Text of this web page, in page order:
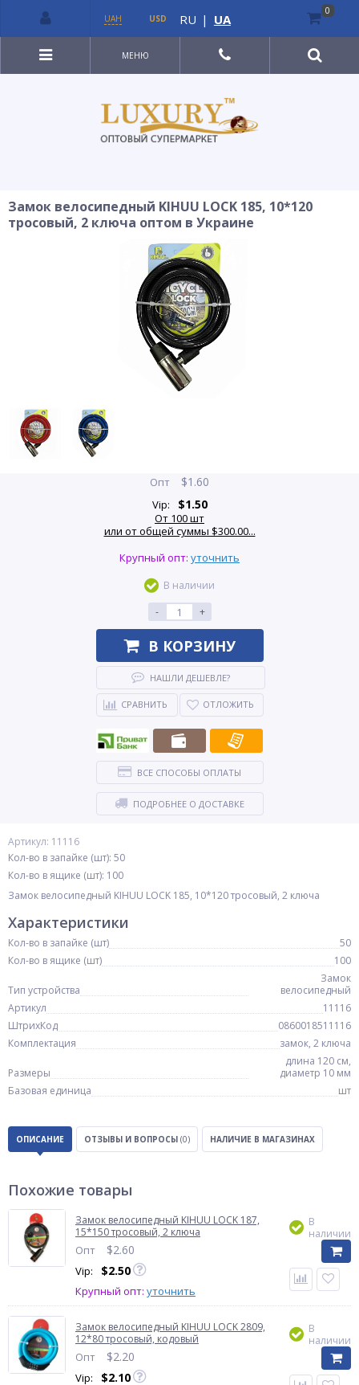
МЕНЮ
Замок велосипедный KIHUU LOCK 185, 10*120
тросовый, 2 ключа оптом в Украине
Артикул: 11116
Кол-во в запайке (шт): 50
Кол-во в ящике (шт): 100
Замок велосипедный KIHUU LOCK 185, 10*120 тросовый, 2 ключа
Опт $1.60
Vip: $1.50
От 100 шт
или от общей суммы $300.00...
Крупный опт: уточнить
В наличии
-
+
В КОРЗИНУ
НАШЛИ ДЕШЕВЛЕ?
СРАВНИТЬ ОТЛОЖИТЬ
ВСЕ СПОСОБЫ ОПЛАТЫ
ПОДРОБНЕЕ О ДОСТАВКЕ
Характеристики
Кол-во в запайке (шт)
50
Кол-во в ящике (шт)
100
Тип устройства
Замок
велосипедный
Артикул
11116
ШтрихКод
0860018511116
Комплектация
замок, 2 ключа
Размеры
длина 120 см,
диаметр 10 мм
Базовая единица
шт
ОПИСАНИЕ ОТЗЫВЫ И ВОПРОСЫ (0) НАЛИЧИЕ В МАГАЗИНАХ
Похожие товары
Замок велосипедный KIHUU LOCK 187,
15*150 тросовый, 2 ключа
Опт $2.60
Vip: $2.50
Крупный опт: уточнить
В
наличии
Замок велосипедный KIHUU LOCK 2809,
12*80 тросовый, кодовый
Опт $2.20
Vip: $2.10
В
наличии
UAH USD RU | UA
0